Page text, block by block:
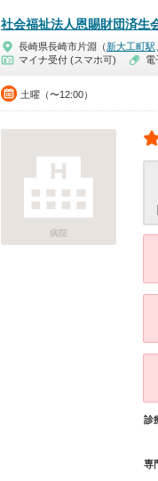
社会福祉法人恩賜財団済生
長崎県長崎市片淵（ 新大工町駅
マイナ受付 (スマホ可)
電
土曜（〜12:00）
病院
診
専